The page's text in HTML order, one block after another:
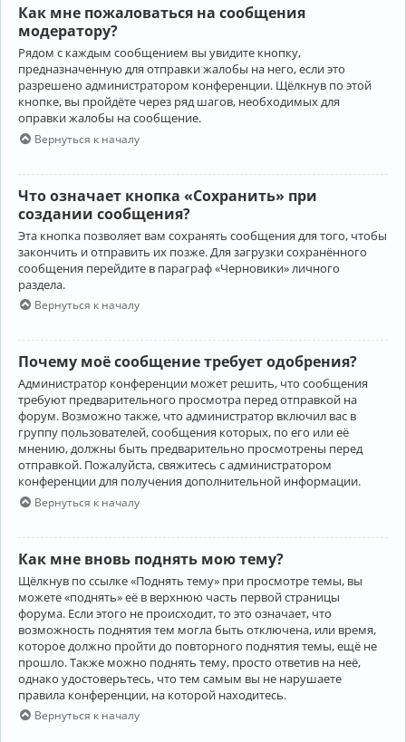
Как мне пожаловаться на сообщения
модератору?
Рядом с каждым сообщением вы увидите кнопку,
предназначенную для отправки жалобы на него, если это
разрешено администратором конференции. Щёлкнув по этой
кнопке, вы пройдёте через ряд шагов, необходимых для
оправки жалобы на сообщение.
Вернуться к началу
Что означает кнопка «Сохранить» при
создании сообщения?
Эта кнопка позволяет вам сохранять сообщения для того, чтобы
закончить и отправить их позже. Для загрузки сохранённого
сообщения перейдите в параграф «Черновики» личного
раздела.
Вернуться к началу
Почему моё сообщение требует одобрения?
Администратор конференции может решить, что сообщения
требуют предварительного просмотра перед отправкой на
форум. Возможно также, что администратор включил вас в
группу пользователей, сообщения которых, по его или её
мнению, должны быть предварительно просмотрены перед
отправкой. Пожалуйста, свяжитесь с администратором
конференции для получения дополнительной информации.
Вернуться к началу
Как мне вновь поднять мою тему?
Щёлкнув по ссылке «Поднять тему» при просмотре темы, вы
можете «поднять» её в верхнюю часть первой страницы
форума. Если этого не происходит, то это означает, что
возможность поднятия тем могла быть отключена, или время,
которое должно пройти до повторного поднятия темы, ещё не
прошло. Также можно поднять тему, просто ответив на неё,
однако удостоверьтесь, что тем самым вы не нарушаете
правила конференции, на которой находитесь.
Вернуться к началу